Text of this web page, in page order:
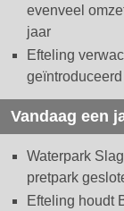
evenveel
jaar
Efteling
Vandaag een
Waterpark
pretpark
Efteling houdt